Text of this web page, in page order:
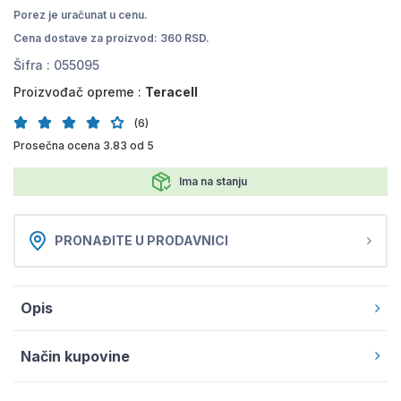
Porez je uračunat u cenu.
Cena dostave za proizvod: 360 RSD.
Šifra : 055095
Proizvođač opreme : Teracell
(6)
Prosečna ocena 3.83 od 5
Ima na stanju
PRONAĐITE U PRODAVNICI
Opis
Način kupovine